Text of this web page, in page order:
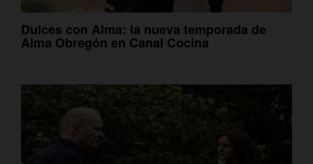
Dulces con Alma: la nueva temporada de
Alma Obregón en Canal Cocina